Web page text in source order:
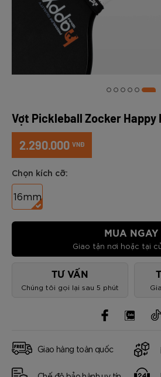
Vợt Pickleball Zocker Happy
2.290.000 VNĐ
Chọn kích cỡ:
16mm
MUA NGAY
Giao tận nơi hoặc tại
TƯ VẤN
Chúng tôi gọi lại sau 5 phút
Giao hàng toàn quốc